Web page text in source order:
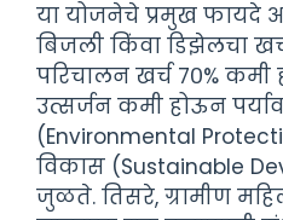
या योजनेचे प्रमुख फायदे
बिजली किंवा डिझेलचा
परिचालन खर्च ७०% कमी
उत्सर्जन कमी होऊन
(Environmental
विकास (Sustainable
जुळते. तिसरे, ग्रामीण